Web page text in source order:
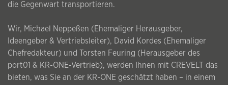
die Gegenwart transportieren.
Wir, Michael Neppeßen (Ehemaliger Herausgeber,
Ideengeber & Vertriebsleiter), David Kordes (Ehemaliger
Chefredakteur) und Torsten Feuring (Herausgeber des
port01 & KR-ONE-Vertrieb), werden Ihnen mit CREVELT das
bieten, was Sie an der KR-ONE geschätzt haben – in einem